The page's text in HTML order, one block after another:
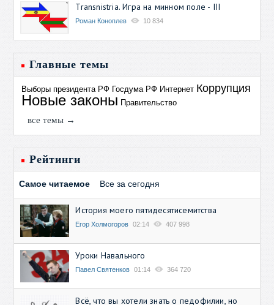
Transnistria. Игра на минном поле - III
Роман Коноплев 10 834
Главные темы
Выборы президента РФ Госдума РФ Интернет Коррупция
Новые законы Правительство
все темы →
Рейтинги
Самое читаемое Все за сегодня
История моего пятидесятисемитства
Егор Холмогоров 02:14 407 998
Уроки Навального
Павел Святенков 01:14 364 720
Всё, что вы хотели знать о педофилии, но